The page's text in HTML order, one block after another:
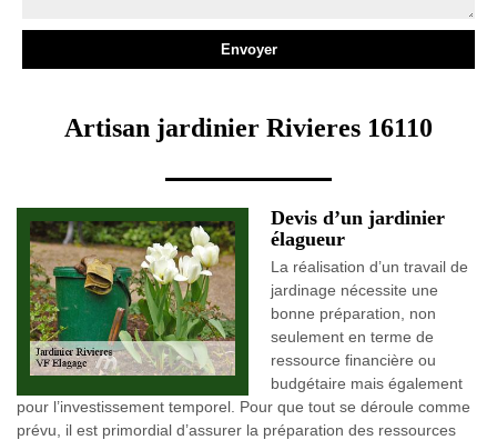
Artisan jardinier Rivieres 16110
Devis d’un jardinier
élagueur
La réalisation d’un travail de
jardinage nécessite une
bonne préparation, non
seulement en terme de
ressource financière ou
budgétaire mais également
pour l’investissement temporel. Pour que tout se déroule comme
prévu, il est primordial d’assurer la préparation des ressources